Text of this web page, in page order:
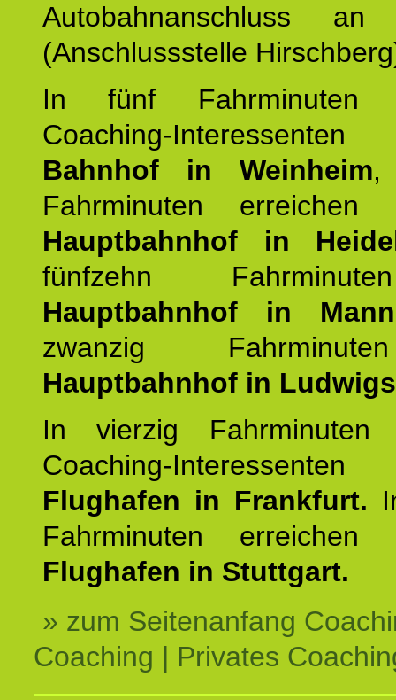
Autobahnanschluss
(Anschlussstelle
In fünf Fahrminuten
Coaching-
Bahnhof in Weinheim,
Fahrminuten
Hauptbahnhof in
fünfzehn
Hauptbahnhof in
zwanzig
Hauptbahnhof in
In vierzig Fahrminuten
Coaching-
Flughafen in Frankfurt.
Fahrminuten
Flughafen in Stuttgart.
» zum Seitenanfang
Coaching | Privates